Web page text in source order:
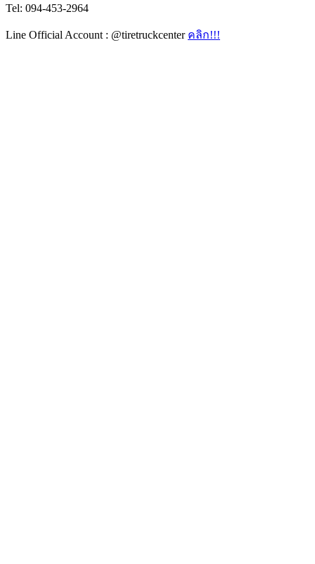
Tel: 094-453-2964
Line Official Account : @tiretruckcenter คลิก!!!